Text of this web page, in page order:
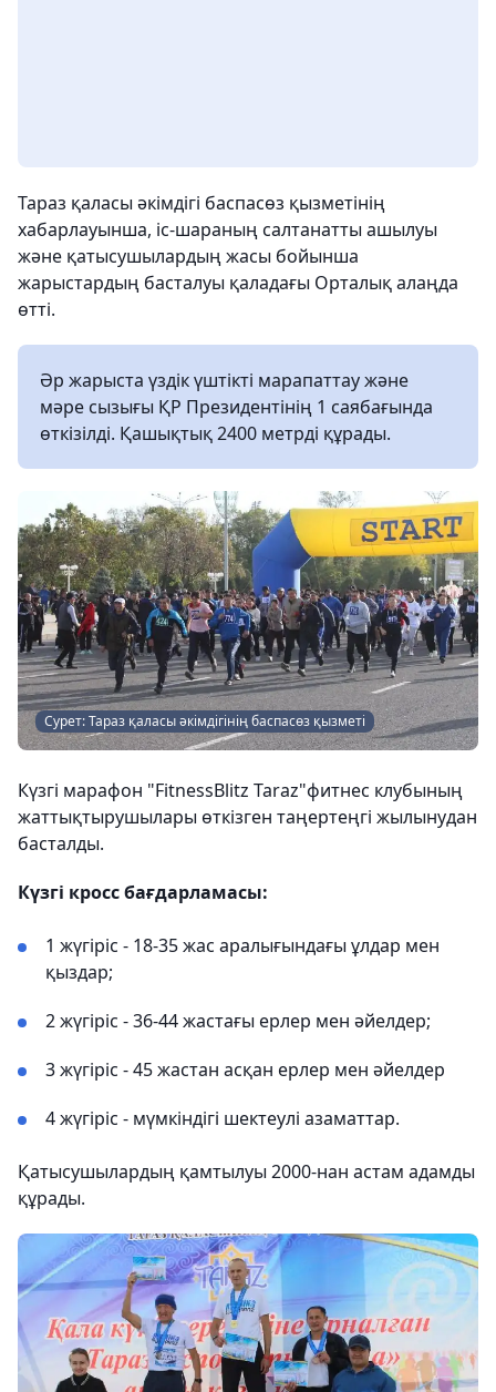
Тараз қаласы әкімдігі баспасөз қызметінің
хабарлауынша, іс-шараның салтанатты ашылуы
және қатысушылардың жасы бойынша
жарыстардың басталуы қаладағы Орталық алаңда
өтті.
Әр жарыста үздік үштікті марапаттау және
мәре сызығы ҚР Президентінің 1 саябағында
өткізілді. Қашықтық 2400 метрді құрады.
Сурет: Тараз қаласы әкімдігінің баспасөз қызметі
Күзгі марафон "FitnessBlitz Taraz"фитнес клубының
жаттықтырушылары өткізген таңертеңгі жылынудан
басталды.
Күзгі кросс бағдарламасы:
1 жүгіріс - 18-35 жас аралығындағы ұлдар мен
қыздар;
2 жүгіріс - 36-44 жастағы ерлер мен әйелдер;
3 жүгіріс - 45 жастан асқан ерлер мен әйелдер
4 жүгіріс - мүмкіндігі шектеулі азаматтар.
Қатысушылардың қамтылуы 2000-нан астам адамды
құрады.